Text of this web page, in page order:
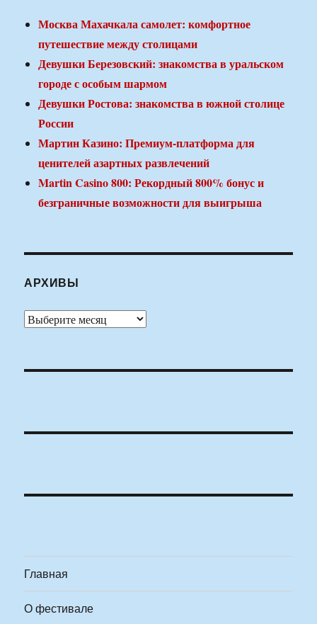
Москва Махачкала самолет: комфортное
путешествие между столицами
Девушки Березовский: знакомства в уральском
городе с особым шармом
Девушки Ростова: знакомства в южной столице
России
Мартин Казино: Премиум-платформа для
ценителей азартных развлечений
Martin Casino 800: Рекордный 800% бонус и
безграничные возможности для выигрыша
АРХИВЫ
Архивы
Главная
О фестивале